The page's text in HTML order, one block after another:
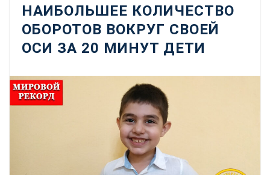
НАИБОЛЬШЕЕ КОЛИЧЕСТВО
ОБОРОТОВ ВОКРУГ СВОЕЙ
ОСИ ЗА 20 МИНУТ ДЕТИ